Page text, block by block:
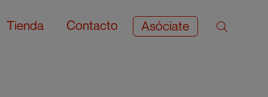
Tienda Contacto Asóciate